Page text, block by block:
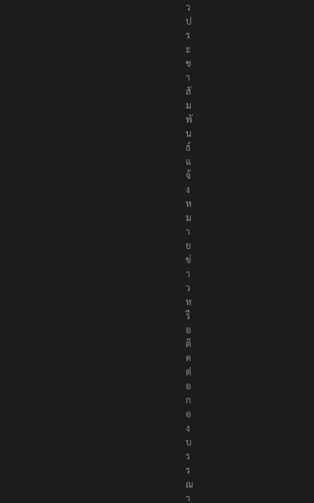
ว
ป
ร
ะ
ช
า
สั
ม
พั
น
ธ์
แ
จ้
ง
ห
ม
า
ย
ข่
า
ว
ห
รื
อ
ติ
ด
ต่
อ
ก
อ
ง
บ
ร
ร
ณ
า